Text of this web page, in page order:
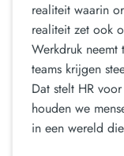
realiteit waarin
realiteit zet ook
Werkdruk neemt
teams krijgen
Dat stelt HR
houden we
in een wereld